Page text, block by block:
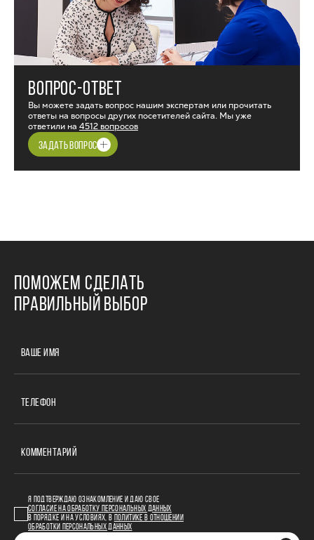
ВОПРОС-ОТВЕТ
Вы можете задать вопрос нашим экспертам или прочитать
ответы на вопросы других посетителей сайта. Мы уже
ответили на 4512 вопросов
ЗАДАТЬ ВОПРОС
ПОМОЖЕМ СДЕЛАТЬ
ПРАВИЛЬНЫЙ ВЫБОР
ВАШЕ ИМЯ
ТЕЛЕФОН
КОММЕНТАРИЙ
Я ПОДТВЕРЖДАЮ ОЗНАКОМЛЕНИЕ И ДАЮ СВОЕ
СОГЛАСИЕ НА ОБРАБОТКУ ПЕРСОНАЛЬНЫХ ДАННЫХ
В ПОРЯДКЕ И НА УСЛОВИЯХ, В
ПОЛИТИКЕ В ОТНОШЕНИИ
ОБРАБОТКИ ПЕРСОНАЛЬНЫХ ДАННЫХ